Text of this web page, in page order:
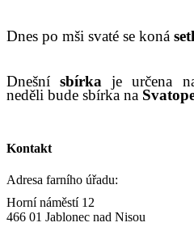
Dnes po mši svaté se koná
Dnešnísbírka jeurčena
neděli bude sbírka na
Kontakt
Adresa farního úřadu:
Horní náměstí 12
466 01 Jablonec nad Nisou